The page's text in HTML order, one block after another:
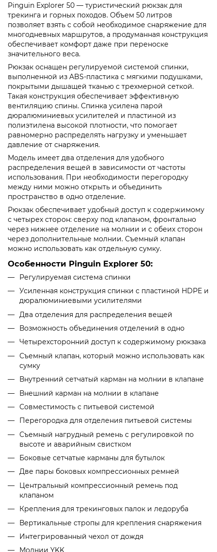
Pinguin Explorer 50 — туристический рюкзак для
трекинга и горных походов. Объем 50 литров
позволяет взять с собой необходимое снаряжение для
многодневных маршрутов, а продуманная конструкция
обеспечивает комфорт даже при переноске
значительного веса.
Рюкзак оснащен регулируемой системой спинки,
выполненной из ABS-пластика с мягкими подушками,
покрытыми дышащей тканью с трехмерной сеткой.
Такая конструкция обеспечивает эффективную
вентиляцию спины. Спинка усилена парой
дюралюминиевых усилителей и пластиной из
полиэтилена высокой плотности, что помогает
равномерно распределять нагрузку и уменьшает
давление от снаряжения.
Модель имеет два отделения для удобного
распределения вещей в зависимости от частоты
использования. При необходимости перегородку
между ними можно открыть и объединить
пространство в одно отделение.
Рюкзак обеспечивает удобный доступ к содержимому
с четырех сторон: сверху под клапаном, фронтально
через нижнее отделение на молнии и с обеих сторон
через дополнительные молнии. Съемный клапан
можно использовать как отдельную сумку.
Особенности Pinguin Explorer 50:
Регулируемая система спинки
Усиленная конструкция спинки с пластиной HDPE и
дюралюминиевыми усилителями
Два отделения для распределения вещей
Возможность объединения отделений в одно
Четырехсторонний доступ к содержимому рюкзака
Съемный клапан, который можно использовать как
сумку
Внутренний сетчатый карман на молнии в клапане
Внешний карман на молнии в клапане
Совместимость с питьевой системой
Перегородка для отделения питьевой системы
Съемный нагрудный ремень с регулировкой по
высоте и аварийным свистком
Боковые сетчатые карманы для бутылок
Две пары боковых компрессионных ремней
Центральный компрессионный ремень под
клапаном
Крепления для трекинговых палок и ледоруба
Вертикальные стропы для крепления снаряжения
Интегрированный чехол от дождя